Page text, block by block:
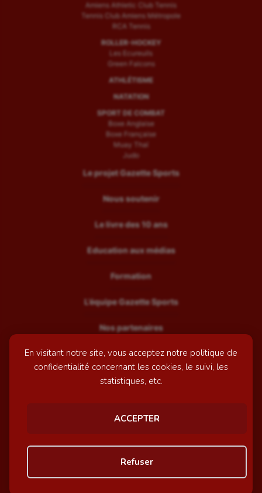
En visitant notre site, vous acceptez notre politique de
confidentialité concernant les cookies, le suivi, les
statistiques, etc.
ACCEPTER
Refuser
Amiens Athletic Club Tennis
Tennis Club Amiens Métropole
RCA Tennis
ROLLER-HOCKEY
Les Ecureuils
Green Falcons
ATHLÉTISME
NATATION
SPORT DE COMBAT
Boxe Anglaise
Boxe Française
Muay Thaï
Judo
Le projet Gazette Sports
Nous soutenir
Le livre des 10 ans
Education aux médias
Formation
L’équipe Gazette Sports
Nos partenaires
Recrutement
Mentions légales
© GazetteSports - 2026 | Site internet réalisé par
Awelty